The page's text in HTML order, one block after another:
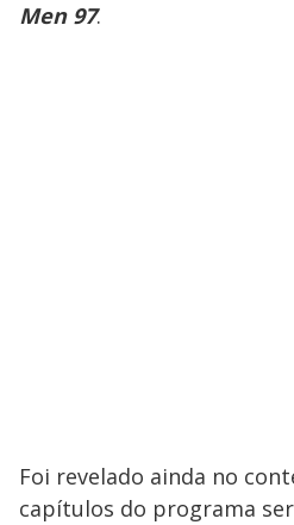
Men 97.
Foi revelado ainda no
capítulos do programa